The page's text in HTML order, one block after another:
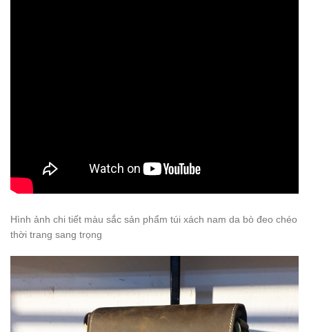
Hình ảnh chi tiết màu sắc sản phẩm túi xách nam da bò đeo chéo
thời trang sang trọng